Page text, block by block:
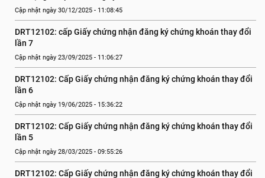
Cập nhật ngày 30/12/2025 - 11:08:45
DRT12102: cấp Giấy chứng nhận đăng ký chứng khoán thay đổi
lần 7
Cập nhật ngày 23/09/2025 - 11:06:27
DRT12102: Cấp Giấy chứng nhận đăng ký chứng khoán thay đổi
lần 6
Cập nhật ngày 19/06/2025 - 15:36:22
DRT12102: Cấp Giấy chứng nhận đăng ký chứng khoán thay đổi
lần 5
Cập nhật ngày 28/03/2025 - 09:55:26
DRT12102: Cấp Giấy chứng nhận đăng ký chứng khoán thay đổi